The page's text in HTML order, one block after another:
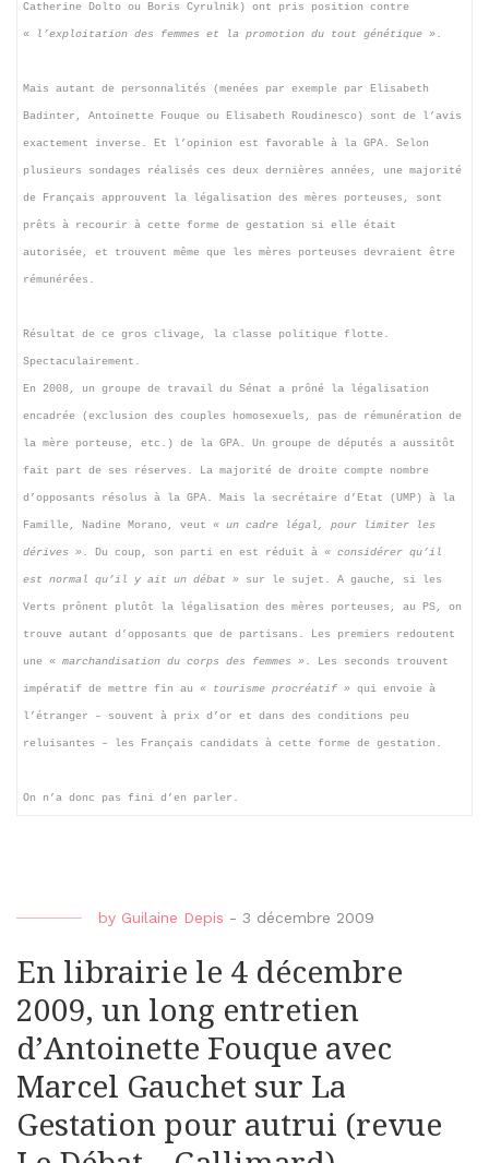
Catherine Dolto ou Boris Cyrulnik) ont pris position contre
« l’exploitation des femmes et la promotion du tout génétique » .
Mais autant de personnalités (menées par exemple par Elisabeth
Badinter, Antoinette Fouque ou Elisabeth Roudinesco) sont de l’avis
exactement inverse. Et l’opinion est favorable à la GPA. Selon
plusieurs sondages réalisés ces deux dernières années, une majorité
de Français approuvent la légalisation des mères porteuses, sont
prêts à recourir à cette forme de gestation si elle était
autorisée, et trouvent même que les mères porteuses devraient être
rémunérées.
Résultat de ce gros clivage, la classe politique flotte.
Spectaculairement.
En 2008, un groupe de travail du Sénat a prôné la légalisation
encadrée (exclusion des couples homosexuels, pas de rémunération de
la mère porteuse, etc.) de la GPA. Un groupe de députés a aussitôt
fait part de ses réserves. La majorité de droite compte nombre
d’opposants résolus à la GPA. Mais la secrétaire d’Etat (UMP) à la
Famille, Nadine Morano, veut « un cadre légal, pour limiter les
dérives » . Du coup, son parti en est réduit à « considérer qu’il
est normal qu’il y ait un débat » sur le sujet. A gauche, si les
Verts prônent plutôt la légalisation des mères porteuses, au PS, on
trouve autant d’opposants que de partisans. Les premiers redoutent
une « marchandisation du corps des femmes » . Les seconds trouvent
impératif de mettre fin au « tourisme procréatif » qui envoie à
l’étranger – souvent à prix d’or et dans des conditions peu
reluisantes – les Français candidats à cette forme de gestation.
On n’a donc pas fini d’en parler.
by Guilaine Depis - 3 décembre 2009
En librairie le 4 décembre
2009, un long entretien
d’Antoinette Fouque avec
Marcel Gauchet sur La
Gestation pour autrui (revue